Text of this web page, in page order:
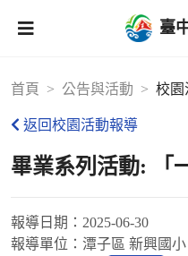
臺
首頁 公告與活動 校園
返回校園活動報導
畢業系列活動: 「
報導日期： 2025-06-30
報導單位： 潭子區 新興國小